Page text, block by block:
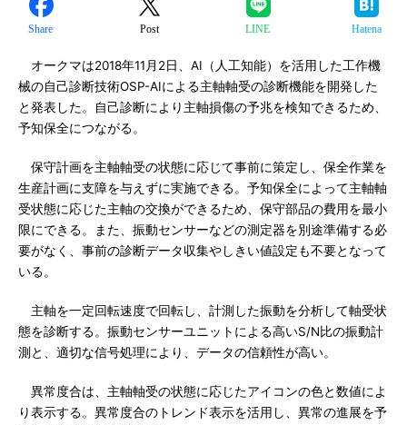
Share Post LINE Hatena
オークマは2018年11月2日、AI（人工知能）を活用した工作機
械の自己診断技術OSP-AIによる主軸軸受の診断機能を開発した
と発表した。自己診断により主軸損傷の予兆を検知できるため、
予知保全につながる。
保守計画を主軸軸受の状態に応じて事前に策定し、保全作業を
生産計画に支障を与えずに実施できる。予知保全によって主軸軸
受状態に応じた主軸の交換ができるため、保守部品の費用を最小
限にできる。また、振動センサーなどの測定器を別途準備する必
要がなく、事前の診断データ収集やしきい値設定も不要となって
いる。
主軸を一定回転速度で回転し、計測した振動を分析して軸受状
態を診断する。振動センサーユニットによる高いS/N比の振動計
測と、適切な信号処理により、データの信頼性が高い。
異常度合は、主軸軸受の状態に応じたアイコンの色と数値によ
り表示する。異常度合のトレンド表示を活用し、異常の進展を予